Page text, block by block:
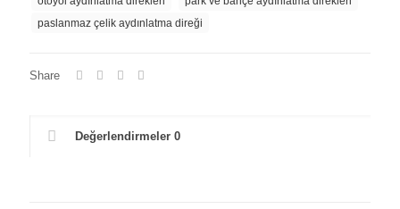
paslanmaz çelik aydınlatma direği
Share
Değerlendirmeler 0